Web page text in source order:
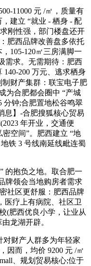
11000 元 /㎡，质量有
建立 “就业 - 栖身 - 配
刚性强，部门楼盘还开
肥西品牌改善盘多依托
105-120㎡三房满脚一
需求。无需期待：肥西
200 万元、逃求栖身
制财产集群：联宝电子肥
为合肥都会圈中 “产城
分钟;合肥置地松谷鸣翠
息】-合肥搜狐核心贸易
年开业，交通便
密空间”。肥西建立 “地
铁 3 号线南延线毗连蜀
抱负之地。取合肥一
牌领会当地购房者需求
社区更舒服：肥西品牌
医疗上有病院、社区卫
(肥西优良小学，让业从
龙湖开辟。
财产人群多为年轻家
因而，均价 9200 元 /㎡
、规划贸易核心;位于